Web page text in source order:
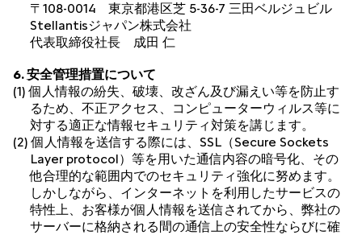
〒108-0014 東京都港区芝 5-36-7 三田ベルジュビル
Stellantisジャパン株式会社
代表取締役社長 成田 仁
6. 安全管理措置について
(1) 個人情報の紛失、破壊、改ざん及び漏えい等を防止す
るため、不正アクセス、コンピューターウィルス等に
対する適正な情報セキュリティ対策を講じます。
(2) 個人情報を送信する際には、SSL（Secure Sockets
Layer protocol）等を用いた通信内容の暗号化、その
他合理的な範囲内でのセキュリティ強化に努めます。
しかしながら、インターネットを利用したサービスの
特性上、お客様が個人情報を送信されてから、弊社の
サーバーに格納される間の通信上の安全性ならびに確